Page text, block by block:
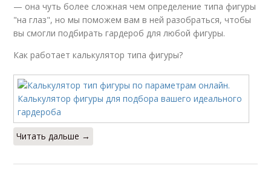
— она чуть более сложная чем определение типа фигуры
"на глаз", но мы поможем вам в ней разобраться, чтобы
вы смогли подбирать гардероб для любой фигуры.
Как работает калькулятор типа фигуры?
Читать дальше →